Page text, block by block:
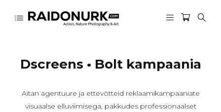
Dscreens • Bolt kampaania
Aitan agentuure ja ettevõtteid reklaamikampaaniate
visuaalse elluviimisega, pakkudes professionaalset